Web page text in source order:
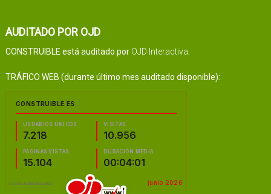
AUDITADO POR OJD
CONSTRUIBLE está auditado por OJD Interactiva
TRÁFICO WEB (durante último mes auditado disponible):